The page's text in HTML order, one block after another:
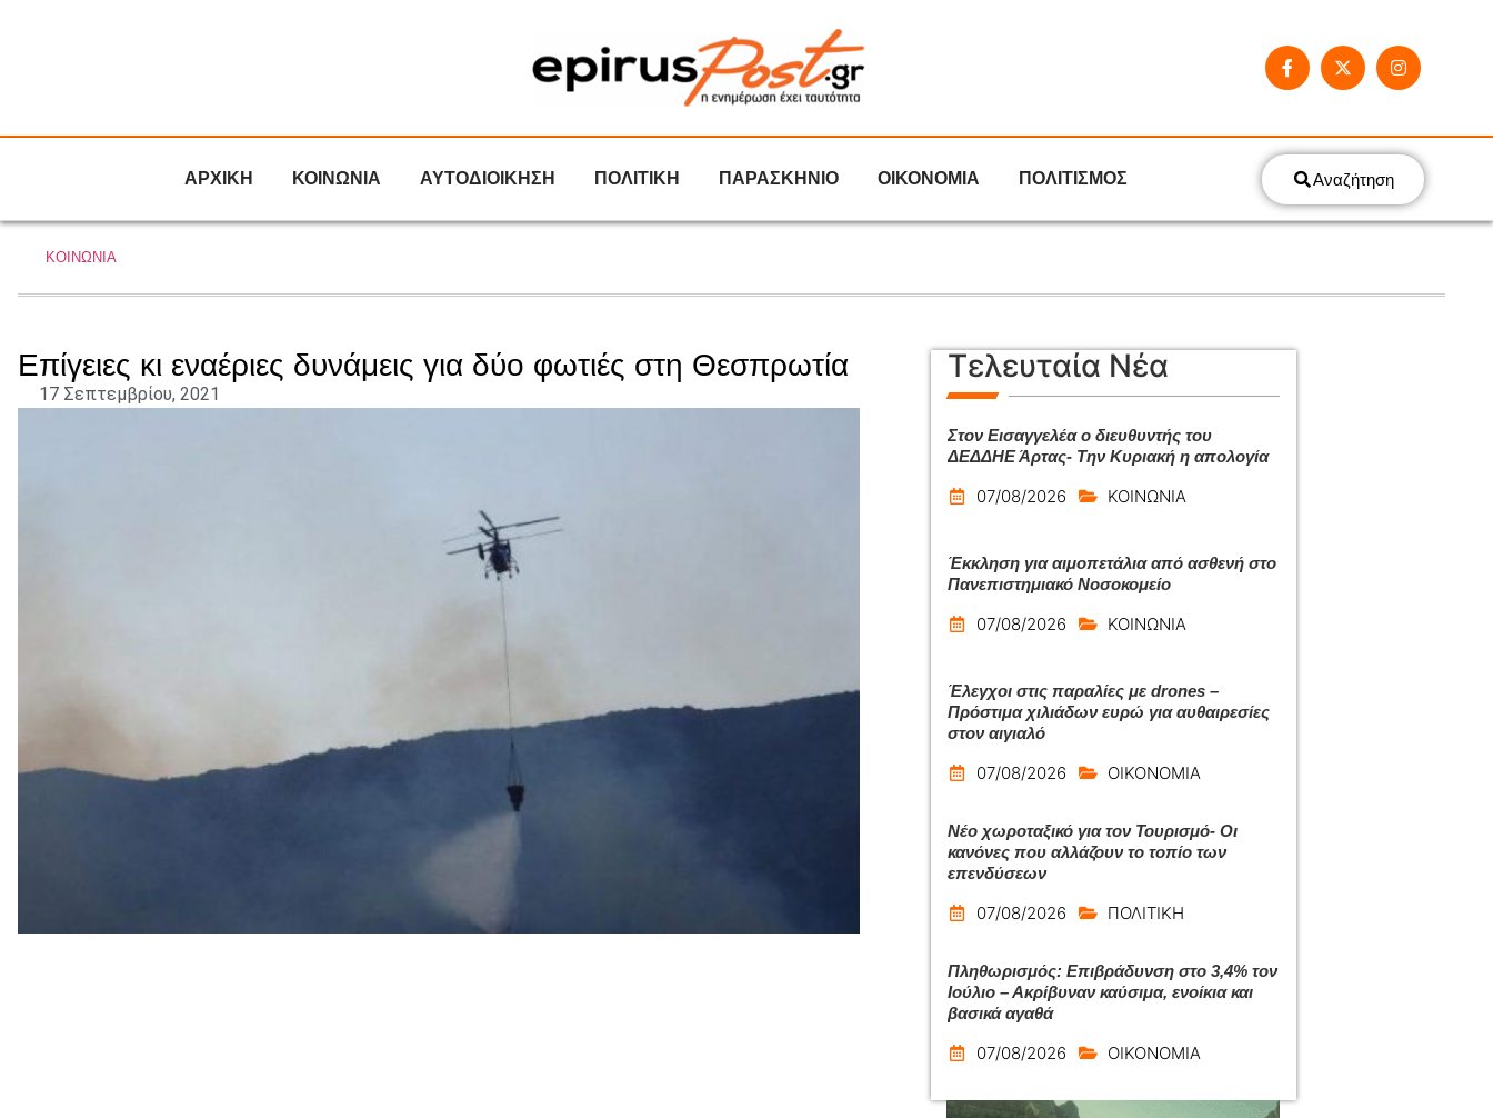
ΑΡΧΙΚΗ ΚΟΙΝΩΝΙΑ ΑΥΤΟΔΙΟΙΚΗΣΗ ΠΟΛΙΤΙΚΗ ΠΑΡΑΣΚΗΝΙΟ ΟΙΚΟΝΟΜΙΑ ΠΟΛΙΤΙΣΜΟΣ Αναζήτηση
ΚΟΙΝΩΝΙΑ
Επίγειες κι εναέριες δυνάμεις για δύο φωτιές στη Θεσπρωτία
17 Σεπτεμβρίου, 2021
Τελευταία Νέα
Στον Εισαγγελέα ο διευθυντής του
ΔΕΔΔΗΕ Άρτας- Την Κυριακή η απολογία
07/08/2026 ΚΟΙΝΩΝΙΑ
Έκκληση για αιμοπετάλια από ασθενή στο
Πανεπιστημιακό Νοσοκομείο
07/08/2026 ΚΟΙΝΩΝΙΑ
Έλεγχοι στις παραλίες με drones –
Πρόστιμα χιλιάδων ευρώ για αυθαιρεσίες
στον αιγιαλό
07/08/2026 ΟΙΚΟΝΟΜΙΑ
Νέο χωροταξικό για τον Τουρισμό- Οι
κανόνες που αλλάζουν το τοπίο των
επενδύσεων
07/08/2026 ΠΟΛΙΤΙΚΗ
Πληθωρισμός: Επιβράδυνση στο 3,4% τον
Ιούλιο – Ακρίβυναν καύσιμα, ενοίκια και
βασικά αγαθά
07/08/2026 ΟΙΚΟΝΟΜΙΑ